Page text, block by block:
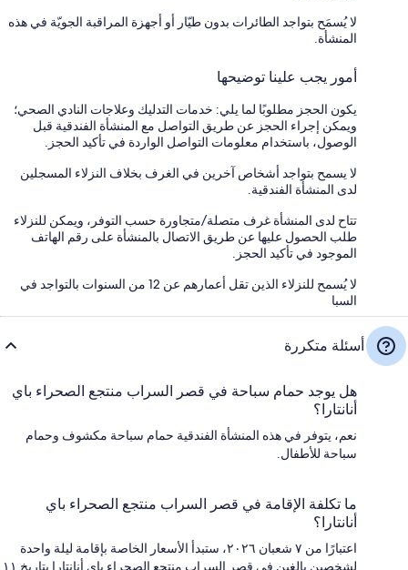
لا يُسمَح بتواجد الطائرات بدون طيّار أو أجهزة المراقبة الجويّة في هذه
المنشأة.
أمور يجب علينا توضيحها
يكون الحجز مطلوبًا لما يلي: خدمات التدليك وعلاجات النادي الصحي؛
ويمكن إجراء الحجز عن طريق التواصل مع المنشأة الفندقية قبل
الوصول، باستخدام معلومات التواصل الواردة في تأكيد الحجز.
لا يسمح بتواجد أشخاص آخرين في الغرف بخلاف النزلاء المسجلين
لدى المنشأة الفندقية.
تتاح لدى المنشأة غرف متصلة/متجاورة حسب التوفر، ويمكن للنزلاء
طلب الحصول عليها عن طريق الاتصال بالمنشأة على رقم الهاتف
الموجود في تأكيد الحجز.
لا يُسمح للنزلاء الذين تقل أعمارهم عن 12 من السنوات بالتواجد في
السبا
أسئلة متكررة
هل يوجد حمام سباحة في قصر السراب منتجع الصحراء باي
أنانتارا؟
نعم، يتوفر في هذه المنشأة الفندقية حمام سباحة مكشوف وحمام
سباحة للأطفال.
ما تكلفة الإقامة في قصر السراب منتجع الصحراء باي
أنانتارا؟
اعتبارًا من ٧ شعبان ٢٠٢٦، ستبدأ الأسعار الخاصة بإقامة ليلة واحدة
لشخصين بالغين في قصر السراب منتجع الصحراء باي أنانتارا بتاريخ ١١